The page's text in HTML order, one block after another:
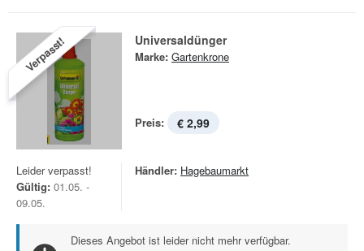
Verpasst! Universaldünger
Marke: Gartenkrone
Preis: € 2,99
Leider verpasst!
Gültig: 01.05. -
09.05.
Händler: Hagebaumarkt
Dieses Angebot ist leider nicht mehr verfügbar.